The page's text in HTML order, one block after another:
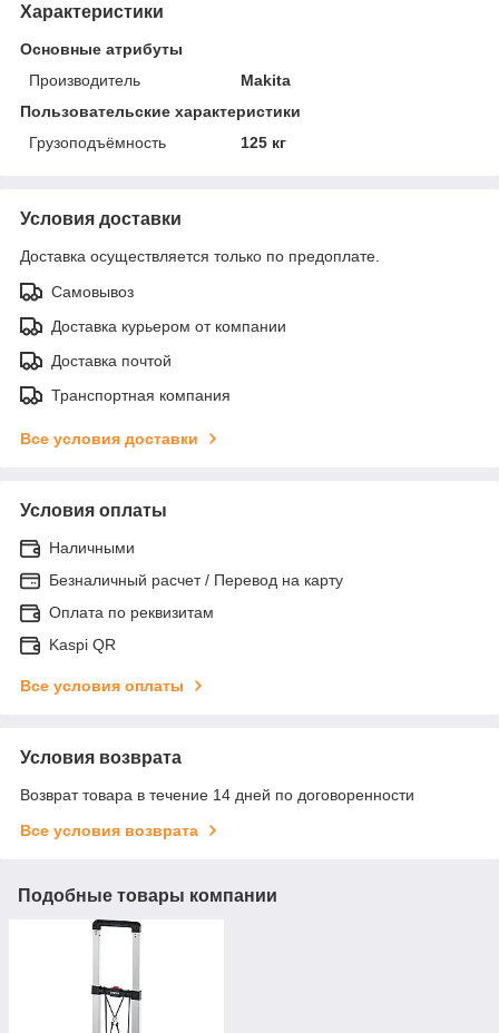
Характеристики
Основные атрибуты
Производитель
Makita
Пользовательские характеристики
Грузоподъёмность
125 кг
Условия доставки
Доставка осуществляется только по предоплате.
Самовывоз
Доставка курьером от компании
Доставка почтой
Транспортная компания
Все условия доставки
Условия оплаты
Наличными
Безналичный расчет / Перевод на карту
Оплата по реквизитам
Kaspi QR
Все условия оплаты
Условия возврата
Возврат товара в течение 14 дней по договоренности
Все условия возврата
Подобные товары компании